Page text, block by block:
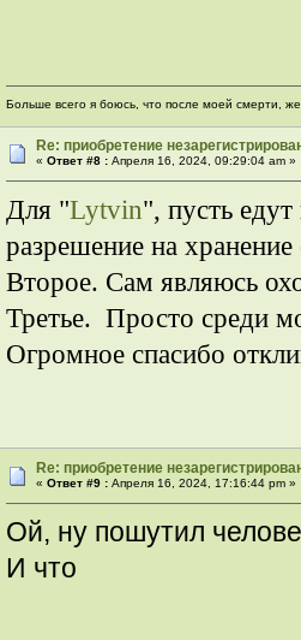
Больше всего я боюсь, что после моей смерти,
Re: приобретение
«Ответ #8 : Апреля 16, 2024, 09:29:04 am »
Для "Lytvin", пусть
разрешение на хранение
Второе. Сам являюсь
Третье. Просто среди
Огромное спасибо
Re: приобретение
«Ответ #9 : Апреля 16, 2024, 17:16:44 pm »
Ой, ну пошутил
И что